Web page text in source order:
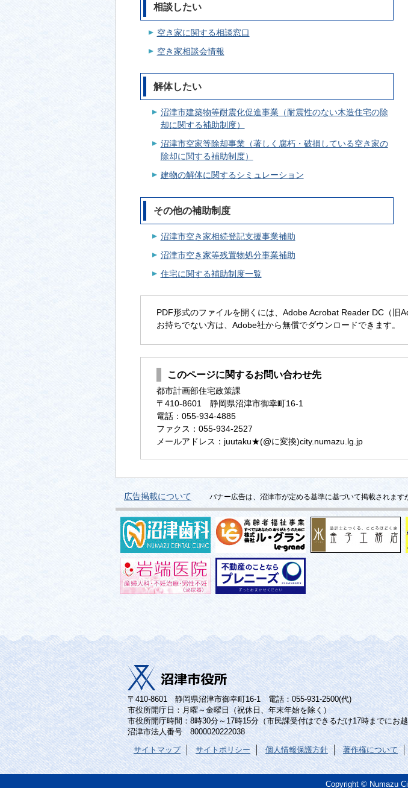
相談したい
空き家に関する相談窓口
空き家相談会情報
解体したい
沼津市建築物等耐震化促進事業（耐震性のない木造住宅の除
却に関する補助制度）
沼津市空家等除却事業（著しく腐朽・破損している空き家の
除却に関する補助制度）
建物の解体に関するシミュレーション
その他の補助制度
沼津市空き家相続登記支援事業補助
沼津市空き家等残置物処分事業補助
住宅に関する補助制度一覧
PDF形式のファイルを開くには、Adobe Acrobat Reader DC（旧
お持ちでない方は、Adobe社から無償でダウンロードできます。
このページに関するお問い合わせ先
都市計画部住宅政策課
〒410-8601 静岡県沼津市御幸町16-1
電話：055-934-4885
ファクス：055-934-2527
メールアドレス：juutaku★(@に変換)city.numazu.lg.jp
広告掲載について バナー広告は、沼津市が定める基準に基づいて掲載されま
〒410-8601 静岡県沼津市御幸町16-1 電話：055-931-2500(代)
市役所開庁日：月曜～金曜日（祝休日、年末年始を除く）
市役所開庁時間：8時30分～17時15分（市民課受付はできるだけ17時までにお
沼津市法人番号 8000020222038
サイトマップ サイトポリシー 個人情報保護方針 著作権について
Copyright © Numazu